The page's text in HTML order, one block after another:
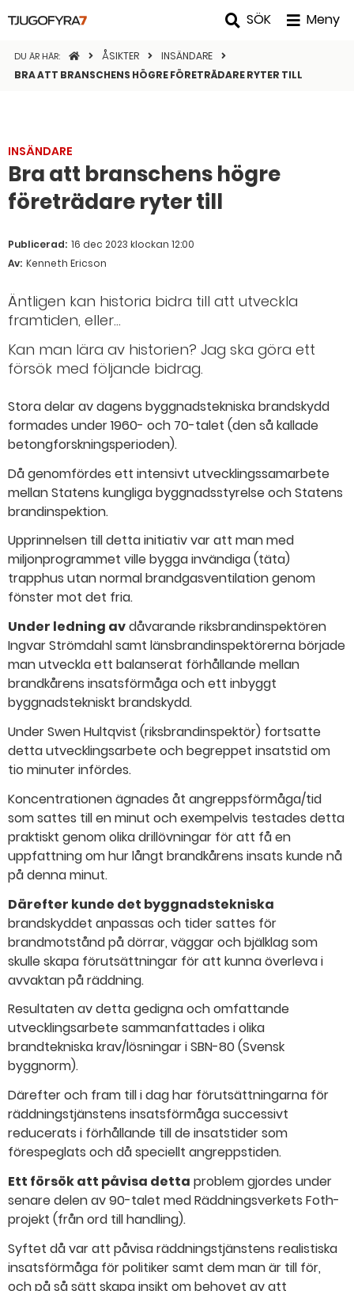
SÖK Meny
DU ÄR HÄR: STARTSIDAN
ÅSIKTER
INSÄNDARE
BRA ATT BRANSCHENS HÖGRE FÖRETRÄDARE RYTER TILL
INSÄNDARE
Bra att branschens högre
företrädare ryter till
Publicerad: 16 dec 2023 klockan 12:00
Av: Kenneth Ericson
Äntligen kan historia bidra till att utveckla
framtiden, eller...
Kan man lära av historien? Jag ska göra ett
försök med följande bidrag.
Stora delar av dagens byggnadstekniska brandskydd
formades under 1960- och 70-talet (den så kallade
betongforskningsperioden).
Då genomfördes ett intensivt utvecklingssamarbete
mellan Statens kungliga byggnadsstyrelse och Statens
brandinspektion.
Upprinnelsen till detta initiativ var att man med
miljonprogrammet ville bygga invändiga (täta)
trapphus utan normal brandgasventilation genom
fönster mot det fria.
Under ledning avdåvarande riksbrandinspektören
Ingvar Strömdahl samt länsbrandinspektörerna började
man utveckla ett balanserat förhållande mellan
brandkårens insatsförmåga och ett inbyggt
byggnadstekniskt brandskydd.
Under Swen Hultqvist (riksbrandinspektör) fortsatte
detta utvecklingsarbete och begreppet insatstid om
tio minuter infördes.
Koncentrationen ägnades åt angreppsförmåga/tid
som sattes till en minut och exempelvis testades detta
praktiskt genom olika drillövningar för att få en
uppfattning om hur långt brandkårens insats kunde nå
på denna minut.
Därefter kunde det byggnadstekniska
brandskyddet anpassas och tider sattes för
brandmotstånd på dörrar, väggar och bjälklag som
skulle skapa förutsättningar för att kunna överleva i
avvaktan på räddning.
Resultaten av detta gedigna och omfattande
utvecklingsarbete sammanfattades i olika
brandtekniska krav/lösningar i SBN-80 (Svensk
byggnorm).
Därefter och fram till i dag har förutsättningarna för
räddningstjänstens insatsförmåga successivt
reducerats i förhållande till de insatstider som
förespeglats och då speciellt angreppstiden.
Ett försök att påvisa detta problem gjordes under
senare delen av 90-talet med Räddningsverkets Foth-
projekt (från ord till handling).
Syftet då var att påvisa räddningstjänstens realistiska
insatsförmåga för politiker samt dem man är till för,
och på så sätt skapa insikt om behovet av att